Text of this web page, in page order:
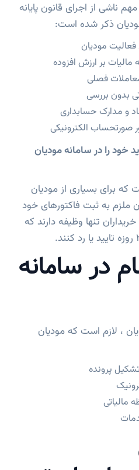
ناشی از اجرای قانون پایانه
ذکر شده است:
مودیان
مالیات بر ارزش افزوده
فصلی
بدون بررسی
و مدارک حسابداری
صورتحساب الکترونیکی
خود را در سامانه مودیان
برای بسیاری از مودیان
ملزم به ثبت فاکتورهای خود
تنها وظیفه دارند که
در سامانه
، لازم است که مودیان
پرونده
مالیاتی